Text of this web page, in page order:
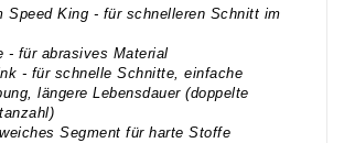
Speed King - für schnelleren Schnitt im
- für abrasives Material
- für schnelle Schnitte, einfache
längere Lebensdauer (doppelte
Segment für harte Stoffe